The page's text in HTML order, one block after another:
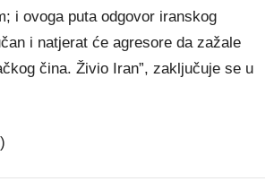
i ovoga puta odgovor iranskog
i natjerat će agresore da zažale
čina. Živio Iran”, zaključuje se u